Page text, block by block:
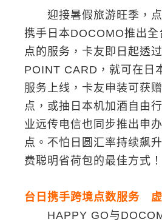
迎接暑假旅游旺季，点
携手日本DOCOMO推出
点的服务，卡友即日起透
POINT CARD，就可在日
服务上线，卡友申装可获
点，或抽日本机加酒自由
业远传电信也同步推出申
点。不怕日圆汇率持续飙
费聪明省荷包的最佳方式！
台日携手跨境点数服务 虚
HAPPY GO与